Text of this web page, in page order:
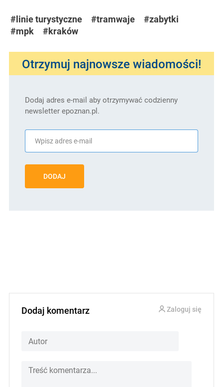
#linie turystyczne #tramwaje
#zabytki
#mpk
#kraków
Otrzymuj najnowsze wiadomości!
Dodaj adres e-mail aby otrzymywać codzienny
newsletter epoznan.pl.
DODAJ
Dodaj komentarz Zaloguj się